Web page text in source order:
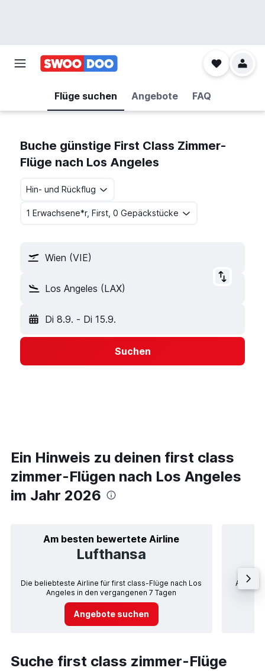
Flüge suchen Angebote FAQ
Buche günstige First Class Zimmer-
Flüge nach Los Angeles
Hin- und Rückflug
1 Erwachsene*r, First, 0 Gepäckstücke
Wien (VIE)
Los Angeles (LAX)
Di 8.9. - Di 15.9.
Suchen
Ein Hinweis zu deinen first class
zimmer-Flügen nach Los Angeles
im Jahr 2026
Am besten bewertete Airline
Lufthansa
Die beliebteste Airline für first class-Flüge nach Los
Angeles in den vergangenen 7 Tagen
Angebote suchen
Suche first class zimmer-Flüge